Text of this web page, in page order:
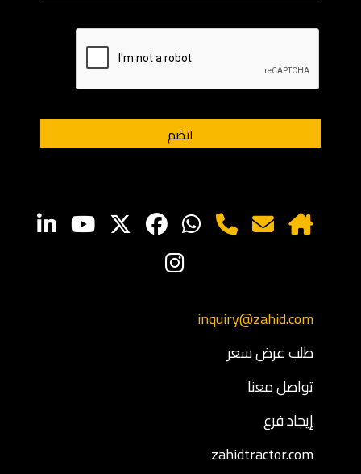
inquiry@zahid.com
طلب عرض سعر
تواصل معنا
إيجاد فرع
zahidtractor.com